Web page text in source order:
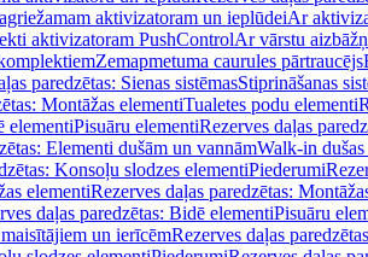
aktivizatoram un ieplūdeiAr
aktivizatoram PushControlAr vārstu
Zemapmetuma caurules pārtraucējs
paredzētas: Sienas sistēmasStiprināšanas
Montāžas elementiTualetes podu elementi
elementiPisuāru elementiRezerves daļas
Elementi dušām un vannāmWalk-in
Konsoļu slodzes elementiPiederumi
elementiRezerves daļas paredzētas:
daļas paredzētas: Bidē elementiPisuāru
un ierīcēmRezerves daļas